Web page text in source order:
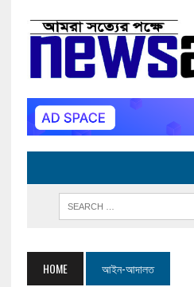
HOME আইন-আদালত